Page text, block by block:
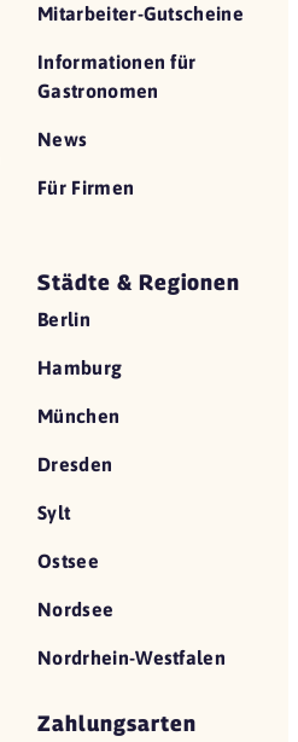
Mitarbeiter-Gutscheine
Informationen für
Gastronomen
News
Für Firmen
Städte & Regionen
Berlin
Hamburg
München
Dresden
Sylt
Ostsee
Nordsee
Nordrhein-Westfalen
Zahlungsarten